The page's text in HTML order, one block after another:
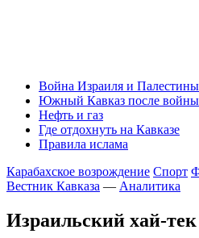
Война Израиля и
Южный Кавказ после войны
Нефть и газ
Где отдохнуть на Кавказе
Правила ислама
Карабахское возрождение Спорт
Вестник Кавказа — Аналитика
Израильский хай-